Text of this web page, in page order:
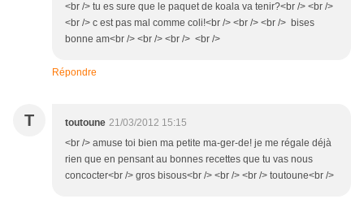
<br /> tu es sure que le paquet de koala va tenir?<br /> <br />
<br /> c est pas mal comme coli!<br /> <br /> <br /> bises
bonne am<br /> <br /> <br /> <br />
Répondre
T toutoune 21/03/2012 15:15
<br /> amuse toi bien ma petite ma-ger-de! je me régale déjà
rien que en pensant au bonnes recettes que tu vas nous
concocter<br /> gros bisous<br /> <br /> <br /> toutoune<br />